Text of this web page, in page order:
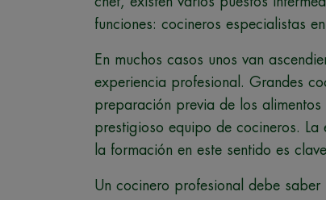
funciones: cocineros especialistas
En muchos casos unos van
experiencia profesional. Grandes
preparación previa de los
prestigioso equipo de cocineros.
la formación en este sentido es
Un cocinero profesional debe